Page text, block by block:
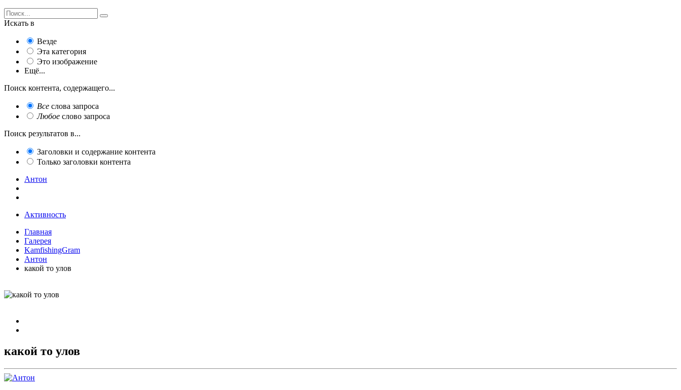
Искать в
Везде
Эта категория
Это изображение
Ещё...
Поиск контента, содержащего...
Все слова запроса
Любое слово запроса
Поиск результатов в...
Заголовки и содержание контента
Только заголовки контента
Антон
Активность
Главная
Галерея
KamfishingGram
Антон
какой то улов
какой то улов